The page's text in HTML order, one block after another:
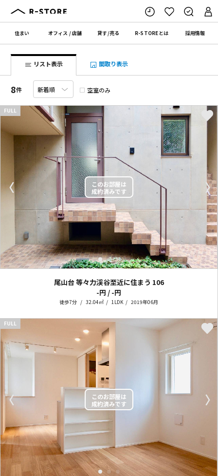
住まい オフィス /店舗 貸す/売る R-STOREとは 採用情報
リスト表示 間取り表示
8件 空室のみ
〈 〉
FULL
尾山台 等々力渓谷至近に住まう 106
-円 / -円
徒歩7分 32.04㎡ 1LDK 2019年06月
〈 〉
FULL